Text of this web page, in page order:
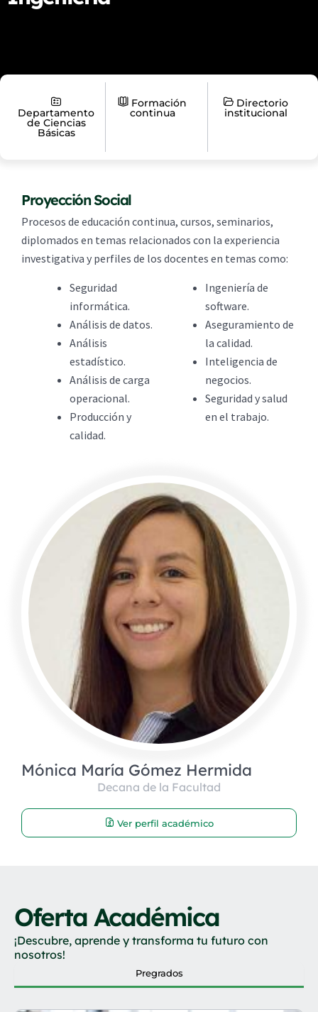
Departamento
de Ciencias
Básicas
Formación
continua
Directorio
institucional
Proyección Social
Procesos de educación continua, cursos, seminarios,
diplomados en temas relacionados con la experiencia
investigativa y perfiles de los docentes en temas como:
Seguridad
informática.
Análisis de datos.
Análisis
estadístico.
Análisis de carga
operacional.
Producción y
calidad.
Ingeniería de
software.
Aseguramiento de
la calidad.
Inteligencia de
negocios.
Seguridad y salud
en el trabajo.
Mónica María Gómez Hermida
Decana de la Facultad
Ver perfil académico
Oferta Académica
¡Descubre, aprende y transforma tu futuro con
nosotros!
Pregrados